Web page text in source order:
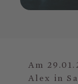
Am
Alex in